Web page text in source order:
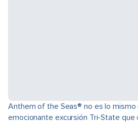
Anthem of the Seas® no es lo mismo
emocionante excursión Tri-State